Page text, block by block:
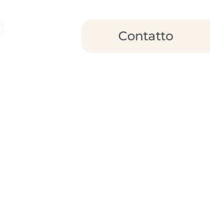
Contatto